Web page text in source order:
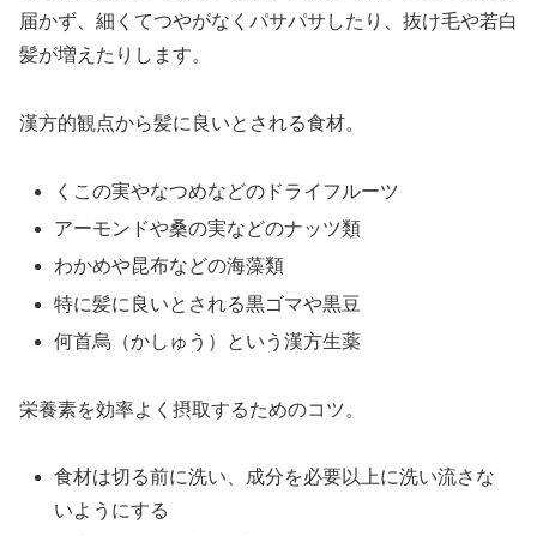
届かず、細くてつやがなくパサパサしたり、抜け毛や若白
髪が増えたりします。
漢方的観点から髪に良いとされる食材。
くこの実やなつめなどのドライフルーツ
アーモンドや桑の実などのナッツ類
わかめや昆布などの海藻類
特に髪に良いとされる黒ゴマや黒豆
何首烏（かしゅう）という漢方生薬
栄養素を効率よく摂取するためのコツ。
食材は切る前に洗い、成分を必要以上に洗い流さな
いようにする